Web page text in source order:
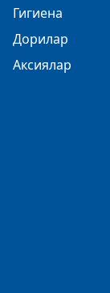
Гигиена
Дорилар
Аксиялар